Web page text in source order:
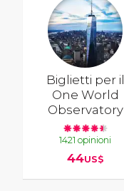
Biglietti per il
One World
Observatory
1421 opinioni
44US$